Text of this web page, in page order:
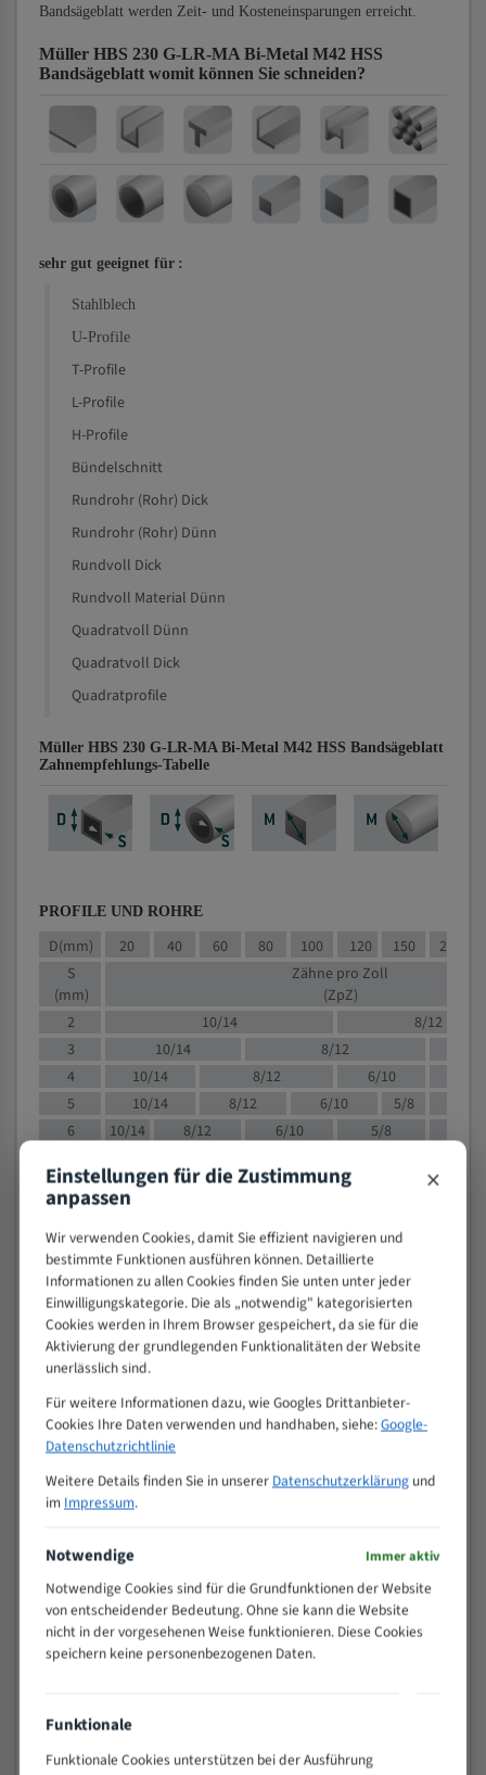
Bandsägeblatt werden Zeit- und Kosteneinsparungen erreicht.
Müller HBS 230 G-LR-MA Bi-Metal M42 HSS
Bandsägeblatt womit können Sie schneiden?
sehr gut geeignet für :
Stahlblech
U-Profile
T-Profile
L-Profile
H-Profile
Bündelschnitt
Rundrohr (Rohr) Dick
Rundrohr (Rohr) Dünn
Rundvoll Dick
Rundvoll Material Dünn
Quadratvoll Dünn
Quadratvoll Dick
Quadratprofile
Müller HBS 230 G-LR-MA Bi-Metal M42 HSS Bandsägeblatt
Zahnempfehlungs-Tabelle
PROFILE UND ROHRE
D(mm) 20 40 60 80 100 120 150 200
S
(mm)
Zähne pro Zoll
(ZpZ)
2
10/14
8/12
3
10/14 8/12
4
10/14 8/12 6/10
5
10/14 8/12 6/10
5/8
6
10/14 8/12 6/10
5/8
10
8/12 6/10 5/8
12
15
8/12 6/10
4/5
20
4/6
30
4/5
50
4/5
80
> 100
VOLLMATERIAL
Zähne pro
Zoll (ZpZ) )
>
15 - 40
25 - 50
6/10
35 - 70
5/8
50 - 120
4/6
80 - 180
3/4
150 -
450
Einstellungen für die Zustimmung
anpassen ×
Wir verwenden Cookies, damit Sie effizient navigieren und
bestimmte Funktionen ausführen können. Detaillierte
Informationen zu allen Cookies finden Sie unten unter jeder
Einwilligungskategorie. Die als „notwendig" kategorisierten
Cookies werden in Ihrem Browser gespeichert, da sie für die
Aktivierung der grundlegenden Funktionalitäten der Website
unerlässlich sind.
Für weitere Informationen dazu, wie Googles Drittanbieter-
Cookies Ihre Daten verwenden und handhaben, siehe:Google-
Datenschutzrichtlinie
Weitere Details finden Sie in unserer Datenschutzerklärungund
im Impressum.
Notwendige Immer aktiv
Notwendige Cookies sind für die Grundfunktionen der Website
von entscheidender Bedeutung. Ohne sie kann die Website
nicht in der vorgesehenen Weise funktionieren. Diese Cookies
speichern keine personenbezogenen Daten.
Funktionale
Funktionale Cookies unterstützen bei der Ausführung